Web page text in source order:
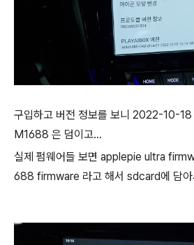
구입하고 버전 정보를 보니 2022-10-18
M1688 은 덤이고...
실제 펌웨어들 보면 applepie ultra
688 firmware 라고 해서 sdcard에 담아